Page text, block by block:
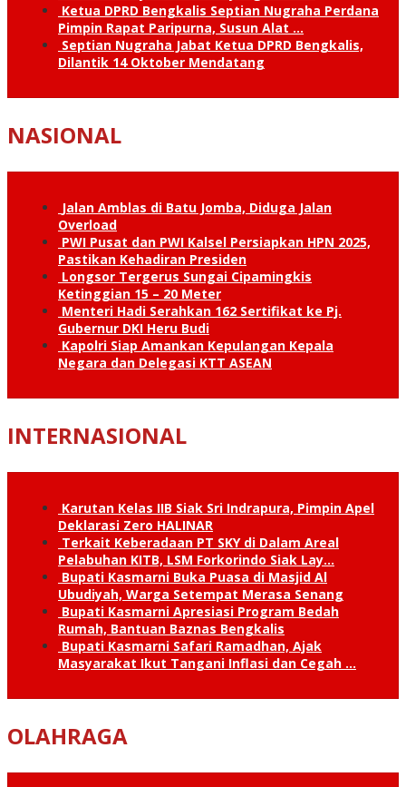
Ketua DPRD Bengkalis Septian Nugraha Perdana
Pimpin Rapat Paripurna, Susun Alat …
Septian Nugraha Jabat Ketua DPRD Bengkalis,
Dilantik 14 Oktober Mendatang
NASIONAL
Jalan Amblas di Batu Jomba, Diduga Jalan
Overload
PWI Pusat dan PWI Kalsel Persiapkan HPN 2025,
Pastikan Kehadiran Presiden
Longsor Tergerus Sungai Cipamingkis
Ketinggian 15 – 20 Meter
Menteri Hadi Serahkan 162 Sertifikat ke Pj.
Gubernur DKI Heru Budi
Kapolri Siap Amankan Kepulangan Kepala
Negara dan Delegasi KTT ASEAN
INTERNASIONAL
Karutan Kelas IIB Siak Sri Indrapura, Pimpin Apel
Deklarasi Zero HALINAR
Terkait Keberadaan PT SKY di Dalam Areal
Pelabuhan KITB, LSM Forkorindo Siak Lay…
Bupati Kasmarni Buka Puasa di Masjid Al
Ubudiyah, Warga Setempat Merasa Senang
Bupati Kasmarni Apresiasi Program Bedah
Rumah, Bantuan Baznas Bengkalis
Bupati Kasmarni Safari Ramadhan, Ajak
Masyarakat Ikut Tangani Inflasi dan Cegah …
OLAHRAGA